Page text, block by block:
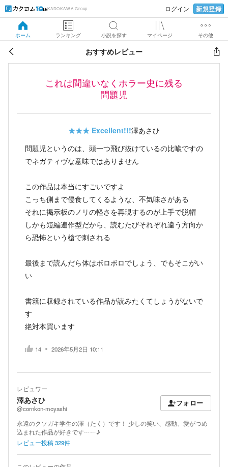
KADOKAWA Group ログイン 新規登録
ホーム ランキング 小説を探す マイページ その他
おすすめレビュー
これは間違いなくホラー史に残る
問題児
★★★ Excellent!!!澤あさひ
問題児というのは、頭一つ飛び抜けているの比喩ですの
でネガティヴな意味ではありません
この作品は本当にすごいですよ
こっち側まで侵食してくるような、不気味さがある
それに掲示板のノリの軽さを再現するのが上手で脱帽
しかも短編連作型だから、読むたびそれぞれ違う方向か
ら恐怖という槍で刺される
最後まで読んだら体はボロボロでしょう、でもそこがい
い
書籍に収録されている作品が読みたくてしょうがないで
す
絶対本買います
14 2026年5月2日 10:11
レビュワー
澤あさひ
@cornkon-moyashi
フォロー
永遠のクソガキ学生の澤（たく）です！ 少しの笑い、感動、愛がつめ
込まれた作品が好きです……♪
レビュー投稿329件